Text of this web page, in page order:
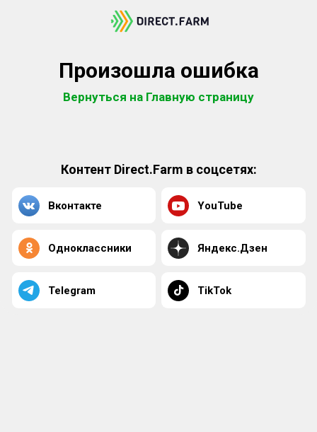
Произошла ошибка
Вернуться на Главную страницу
Контент Direct.Farm в соцсетях:
Вконтакте YouTube
Одноклассники Яндекс.Дзен
Telegram TikTok